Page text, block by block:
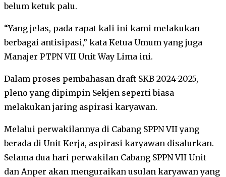
belum ketuk palu.
“Yang jelas, pada rapat kali ini kami melakukan
berbagai antisipasi,” kata Ketua Umum yang juga
Manajer PTPN VII Unit Way Lima ini.
Dalam proses pembahasan draft SKB 2024-2025,
pleno yang dipimpin Sekjen seperti biasa
melakukan jaring aspirasi karyawan.
Melalui perwakilannya di Cabang SPPN VII yang
berada di Unit Kerja, aspirasi karyawan disalurkan.
Selama dua hari perwakilan Cabang SPPN VII Unit
dan Anper akan menguraikan usulan karyawan yang